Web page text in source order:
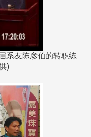
系友陈彦伯的转职练
)